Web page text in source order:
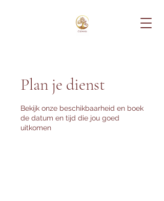
Plan je dienst
Bekijk onze beschikbaarheid en boek
de datum en tijd die jou goed
uitkomen